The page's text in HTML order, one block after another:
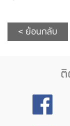
< ย้อนกลับ